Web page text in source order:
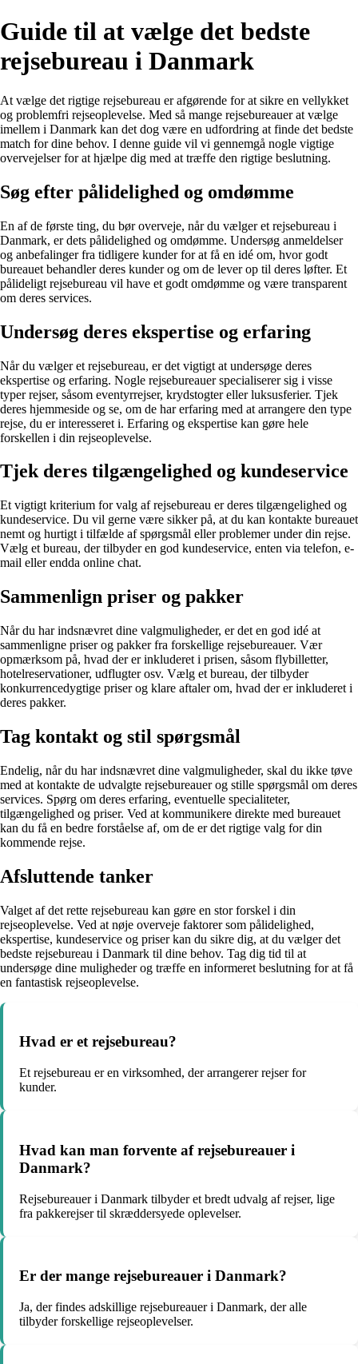
Guide til at vælge det bedste
rejsebureau i Danmark
At vælge det rigtige rejsebureau er afgørende for at sikre en vellykket
og problemfri rejseoplevelse. Med så mange rejsebureauer at vælge
imellem i Danmark kan det dog være en udfordring at finde det bedste
match for dine behov. I denne guide vil vi gennemgå nogle vigtige
overvejelser for at hjælpe dig med at træffe den rigtige beslutning.
Søg efter pålidelighed og omdømme
En af de første ting, du bør overveje, når du vælger et rejsebureau i
Danmark, er dets pålidelighed og omdømme. Undersøg anmeldelser
og anbefalinger fra tidligere kunder for at få en idé om, hvor godt
bureauet behandler deres kunder og om de lever op til deres løfter. Et
pålideligt rejsebureau vil have et godt omdømme og være transparent
om deres services.
Undersøg deres ekspertise og erfaring
Når du vælger et rejsebureau, er det vigtigt at undersøge deres
ekspertise og erfaring. Nogle rejsebureauer specialiserer sig i visse
typer rejser, såsom eventyrrejser, krydstogter eller luksusferier. Tjek
deres hjemmeside og se, om de har erfaring med at arrangere den type
rejse, du er interesseret i. Erfaring og ekspertise kan gøre hele
forskellen i din rejseoplevelse.
Tjek deres tilgængelighed og kundeservice
Et vigtigt kriterium for valg af rejsebureau er deres tilgængelighed og
kundeservice. Du vil gerne være sikker på, at du kan kontakte bureauet
nemt og hurtigt i tilfælde af spørgsmål eller problemer under din rejse.
Vælg et bureau, der tilbyder en god kundeservice, enten via telefon, e-
mail eller endda online chat.
Sammenlign priser og pakker
Når du har indsnævret dine valgmuligheder, er det en god idé at
sammenligne priser og pakker fra forskellige rejsebureauer. Vær
opmærksom på, hvad der er inkluderet i prisen, såsom flybilletter,
hotelreservationer, udflugter osv. Vælg et bureau, der tilbyder
konkurrencedygtige priser og klare aftaler om, hvad der er inkluderet i
deres pakker.
Tag kontakt og stil spørgsmål
Endelig, når du har indsnævret dine valgmuligheder, skal du ikke tøve
med at kontakte de udvalgte rejsebureauer og stille spørgsmål om deres
services. Spørg om deres erfaring, eventuelle specialiteter,
tilgængelighed og priser. Ved at kommunikere direkte med bureauet
kan du få en bedre forståelse af, om de er det rigtige valg for din
kommende rejse.
Afsluttende tanker
Valget af det rette rejsebureau kan gøre en stor forskel i din
rejseoplevelse. Ved at nøje overveje faktorer som pålidelighed,
ekspertise, kundeservice og priser kan du sikre dig, at du vælger det
bedste rejsebureau i Danmark til dine behov. Tag dig tid til at
undersøge dine muligheder og træffe en informeret beslutning for at få
en fantastisk rejseoplevelse.
Hvad er et rejsebureau?
Et rejsebureau er en virksomhed, der arrangerer rejser for
kunder.
Hvad kan man forvente af rejsebureauer i
Danmark?
Rejsebureauer i Danmark tilbyder et bredt udvalg af rejser, lige
fra pakkerejser til skræddersyede oplevelser.
Er der mange rejsebureauer i Danmark?
Ja, der findes adskillige rejsebureauer i Danmark, der alle
tilbyder forskellige rejseoplevelser.